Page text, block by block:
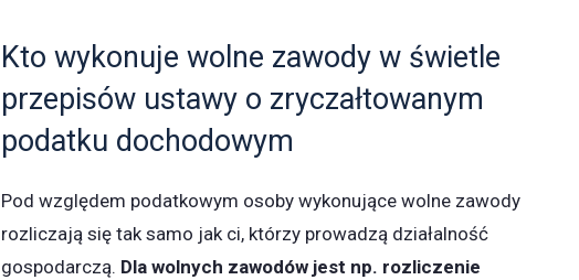
Kto wykonuje wolne zawody w świetle
przepisów ustawy o zryczałtowanym
podatku dochodowym
Pod względem podatkowym osoby wykonujące wolne zawody
rozliczają się tak samo jak ci, którzy prowadzą działalność
gospodarczą. Dla wolnych zawodów jest np. rozliczenie